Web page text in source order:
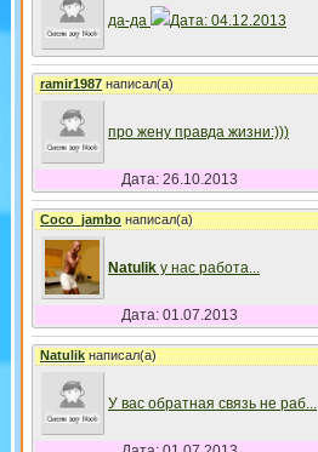
да-да Дата: 04.12.2013
ramir1987написал(а)
про жену правда жизни:)))
Дата: 26.10.2013
Coco_jambo написал(а)
Natulik у нас работа...
Дата: 01.07.2013
Natulikнаписал(а)
У вас обратная связь не раб...